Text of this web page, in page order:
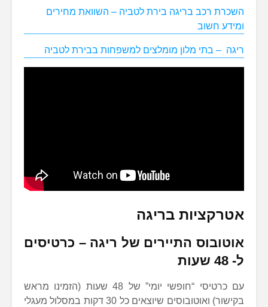
השכרת רכב בריגה בירת לטביה – השוואת מחירים
ומידע חשוב
ריגה – בתי מלון מומלצים למשפחות בבירת לטביה
אטרקציות בריגה
אוטובוס התיירים של ריגה – כרטיסים
ל- 48 שעות
עם כרטיסי “חופשי יומי” של 48 שעות (הזמינו מראש
בקישור) ואוטובוסים שיוצאים כל 30 דקות במסלול מעגלי